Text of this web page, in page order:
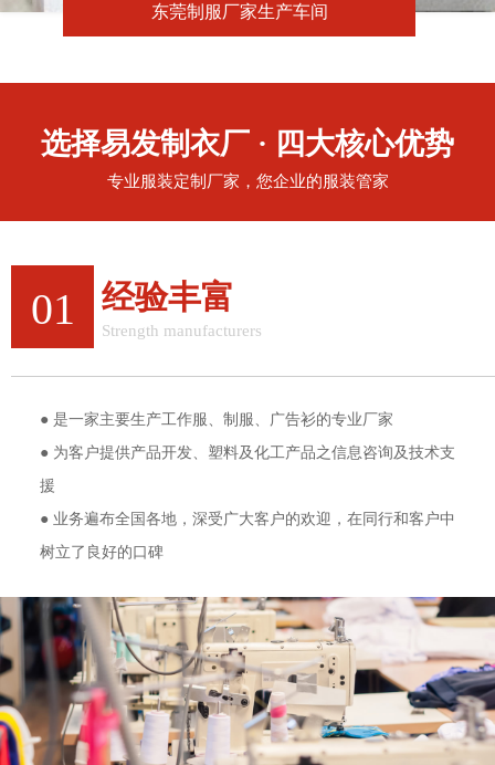
东莞制服厂家生产车间
选择易发制衣厂 · 四大核心优势
专业服装定制厂家，您企业的服装管家
01 经验丰富
Strength manufacturers
● 是一家主要生产工作服、制服、广告衫的专业厂家
● 为客户提供产品开发、塑料及化工产品之信息咨询及技术支
援
● 业务遍布全国各地，深受广大客户的欢迎，在同行和客户中
树立了良好的口碑